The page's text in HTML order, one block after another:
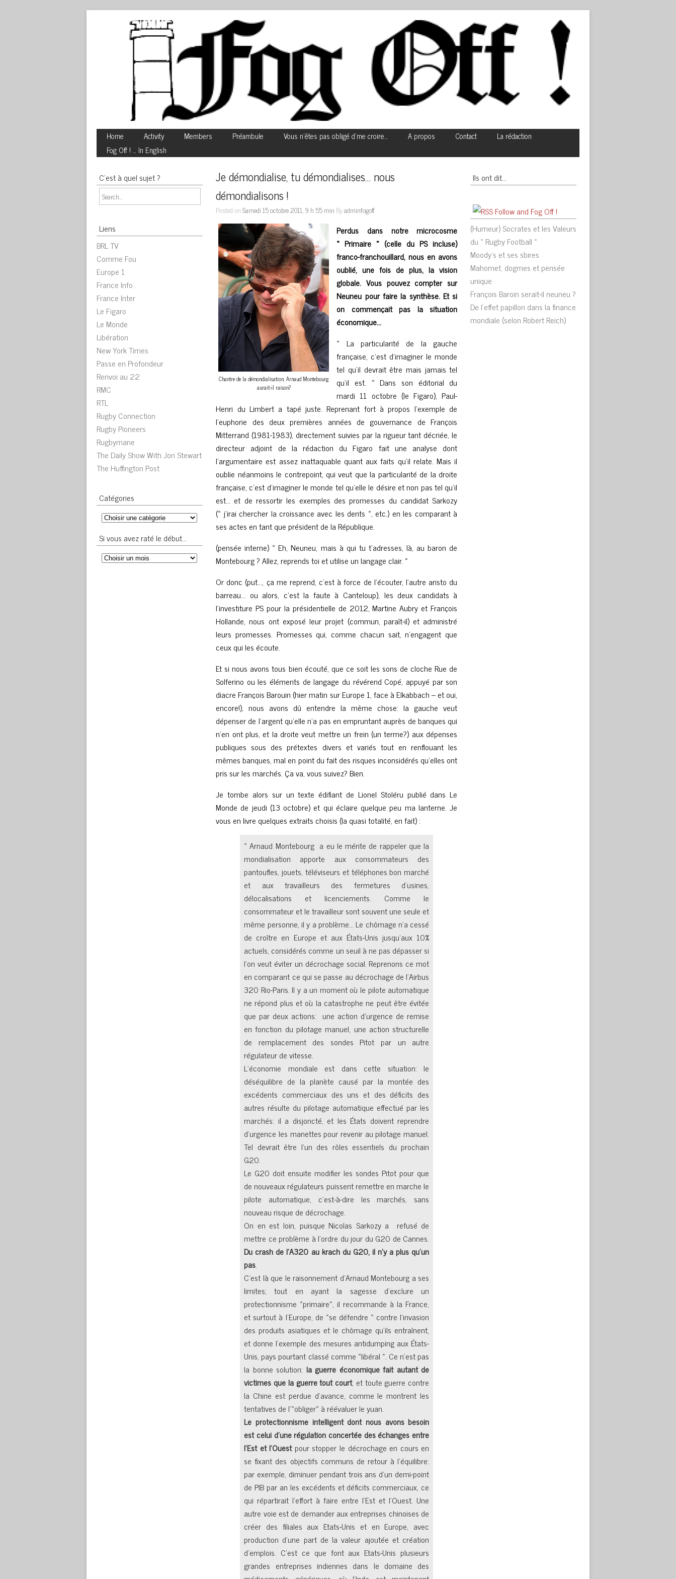
Home Activity Members Préambule Vous n’êtes pas obligé d’me croire… A propos Contact
La rédaction
Fog Off ! … In English
C’est à quel sujet ?
Liens
BRL TV
Comme Fou
Europe 1
France Info
France Inter
Le Figaro
Le Monde
Libération
New York Times
Passe en Profondeur
Renvoi au 22
RMC
RTL
Rugby Connection
Rugby Pioneers
Rugbymane
The Daily Show With Jon Stewart
The Huffington Post
Catégories
Si vous avez raté le début…
Je démondialise, tu démondialises… nous
démondialisons !
Posted onSamedi 15 octobre 2011, 9 h 55 min Byadminfogoff
Chantre de la démondialisation, Arnaud Montebourg
aurait-il raison?
Perdus dans notre microcosme
« Primaire » (celle du PS incluse)
franco-franchouillard, nous en avons
oublié, une fois de plus, la vision
globale. Vous pouvez compter sur
Neuneu pour faire la synthèse. Et si
on commençait pas la situation
économique…
« La particularité de la gauche
française, c’est d’imaginer le monde
tel qu’il devrait être mais jamais tel
qu’il est. » Dans son éditorial du
mardi 11 octobre (le Figaro), Paul-
Henri du Limbert a tapé juste. Reprenant fort à propos l’exemple de
l’euphorie des deux premières années de gouvernance de François
Mitterrand (1981-1983), directement suivies par la rigueur tant décriée, le
directeur adjoint de la rédaction du Figaro fait une analyse dont
l’argumentaire est assez inattaquable quant aux faits qu’il relate. Mais il
oublie néanmoins le contrepoint, qui veut que la particularité de la droite
française, c’est d’imaginer le monde tel qu’elle le désire et non pas tel qu’il
est… et de ressortir les exemples des promesses du candidat Sarkozy
(« j’irai chercher la croissance avec les dents », etc.) en les comparant à
ses actes en tant que président de la République.
(pensée interne) « Eh, Neuneu, mais à qui tu t’adresses, là, au baron de
Montebourg ? Allez, reprends toi et utilise un langage clair. »
Or donc (put…, ça me reprend, c’est à force de l’écouter, l’autre aristo du
barreau… ou alors, c’est la faute à Canteloup), les deux candidats à
l’investiture PS pour la présidentielle de 2012, Martine Aubry et François
Hollande, nous ont exposé leur projet (commun, paraît-il) et administré
leurs promesses. Promesses qui, comme chacun sait, n’engagent que
ceux qui les écoute.
Et si nous avons tous bien écouté, que ce soit les sons de cloche Rue de
Solferino ou les éléments de langage du révérend Copé, appuyé par son
diacre François Barouin (hier matin sur Europe 1, face à Elkabbach – et oui,
encore!), nous avons dû entendre la même chose: la gauche veut
dépenser de l’argent qu’elle n’a pas en empruntant auprès de banques qui
n’en ont plus, et la droite veut mettre un frein (un terme?) aux dépenses
publiques sous des prétextes divers et variés tout en renflouant les
mêmes banques, mal en point du fait des risques inconsidérés qu’elles ont
pris sur les marchés. Ça va, vous suivez? Bien.
Je tombe alors sur un texte édifiant de Lionel Stoléru publié dans Le
Monde de jeudi (13 octobre) et qui éclaire quelque peu ma lanterne. Je
vous en livre quelques extraits choisis (la quasi totalité, en fait) :
« Arnaud Montebourg a eu le mérite de rappeler que la
mondialisation apporte aux consommateurs des
pantoufles, jouets, téléviseurs et téléphones bon marché
et aux travailleurs des fermetures d’usines,
délocalisations et licenciements. Comme le
consommateur et le travailleur sont souvent une seule et
même personne, il y a problème… Le chômage n’a cessé
de croître en Europe et aux États-Unis jusqu’aux 10%
actuels, considérés comme un seuil à ne pas dépasser si
l’on veut éviter un décrochage social. Reprenons ce mot
en comparant ce qui se passe au décrochage de l’Airbus
320 Rio-Paris. Il y a un moment où le pilote automatique
ne répond plus et où la catastrophe ne peut être évitée
que par deux actions: une action d’urgence de remise
en fonction du pilotage manuel, une action structurelle
de remplacement des sondes Pitot par un autre
régulateur de vitesse.
L’économie mondiale est dans cette situation: le
déséquilibre de la planète causé par la montée des
excédents commerciaux des uns et des déficits des
autres résulte du pilotage automatique effectué par les
marchés: il a disjoncté, et les États doivent reprendre
d’urgence les manettes pour revenir au pilotage manuel.
Tel devrait être l’un des rôles essentiels du prochain
G20.
Le G20 doit ensuite modifier les sondes Pitot pour que
de nouveaux régulateurs puissent remettre en marche le
pilote automatique, c’est-à-dire les marchés, sans
nouveau risque de décrochage.
On en est loin, puisque Nicolas Sarkozy a refusé de
mettre ce problème à l’ordre du jour du G20 de Cannes.
Du crash de l’A320 au krach du G20, il n’y a plus qu’un
pas.
C’est là que le raisonnement d’Arnaud Montebourg a ses
limites; tout en ayant la sagesse d’exclure un
protectionnisme «primaire», il recommande à la France,
et surtout à l’Europe, de «se défendre » contre l’invasion
des produits asiatiques et le chômage qu’ils entraînent,
et donne l’exemple des mesures antidumping aux États-
Unis, pays pourtant classé comme «libéral ». Ce n’est pas
la bonne solution: la guerre économique fait autant de
victimes que la guerre tout court, et toute guerre contre
la Chine est perdue d’avance, comme le montrent les
tentatives de l’«obliger» à réévaluer le yuan.
Le protectionnisme intelligent dont nous avons besoin
est celui d’une régulation concertée des échanges entre
l’Est et l’Ouestpour stopper le décrochage en cours en
se fixant des objectifs communs de retour à l’équilibre:
par exemple, diminuer pendant trois ans d’un demi-point
de PIB par an les excédents et déficits commerciaux, ce
qui répartirait l’effort à faire entre l’Est et l’Ouest. Une
autre voie est de demander aux entreprises chinoises de
créer des filiales aux Etats-Unis et en Europe, avec
production d’une part de la valeur ajoutée et création
d’emplois. C’est ce que font aux Etats-Unis plusieurs
grandes entreprises indiennes dans le domaine des
Ils ont dit…
Follow and Fog Off !
(Humeur) Socrates et les Valeurs
du « Rugby Football »
Moody’s et ses sbires
Mahomet, dogmes et pensée
unique
François Baroin serait-il neuneu ?
De l’effet papillon dans la finance
mondiale (selon Robert Reich)